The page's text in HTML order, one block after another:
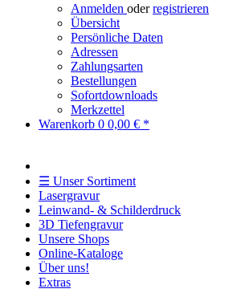
Anmelden oderregistrieren
Übersicht
Persönliche Daten
Adressen
Zahlungsarten
Bestellungen
Sofortdownloads
Merkzettel
Warenkorb 0 0,00 € *
☰ Unser Sortiment
Lasergravur
Leinwand- & Schilderdruck
3D Tiefengravur
Unsere Shops
Online-Kataloge
Über uns!
Extras